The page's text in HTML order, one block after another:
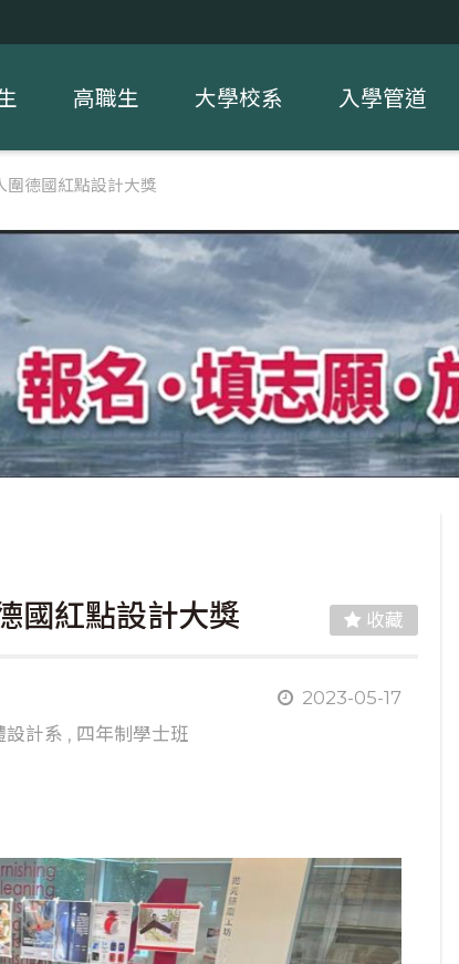
高職生 大學校系 入學管道
圍德國紅點設計大獎
國紅點設計大獎 收藏
2023-05-17
設計系 , 四年制學士班